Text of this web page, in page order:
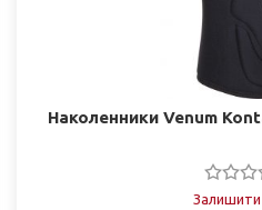
Наколенники Venum
Залишити